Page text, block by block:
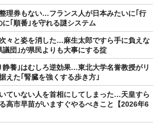
理券もない…フランス人が日本みたいに｢行
｢順番｣を守れる謎システム
々と姿を消した…麻生太郎ですら手に負えな
議団｣が県民よりも大事にする掟
静養｣はむしろ逆効果…東北大学名誉教授がリ
えた｢腎臓を強くする歩き方｣
ていない人を首相にしてしまった…天皇すら
高市早苗がいますぐやるべきこと【2026年6